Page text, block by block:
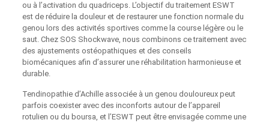
ou à l’activation du quadriceps. L’objectif du traitement ESWT
est de réduire la douleur et de restaurer une fonction normale du
genou lors des activités sportives comme la course légère ou le
saut. Chez SOS Shockwave, nous combinons ce traitement avec
des ajustements ostéopathiques et des conseils
biomécaniques afin d’assurer une réhabilitation harmonieuse et
durable.
Tendinopathie d’Achille associée à un genou douloureux peut
parfois coexister avec des inconforts autour de l’appareil
rotulien ou du boursa, et l’ESWT peut être envisagée comme une